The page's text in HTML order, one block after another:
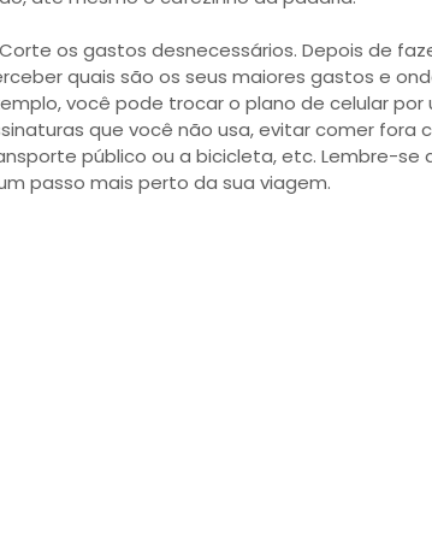
os gastos desnecessários. Depois de
quais são os seus maiores gastos e
você pode trocar o plano de celular
que você não usa, evitar comer fora
público ou a bicicleta, etc. Lembre-
passo mais perto da sua viagem.